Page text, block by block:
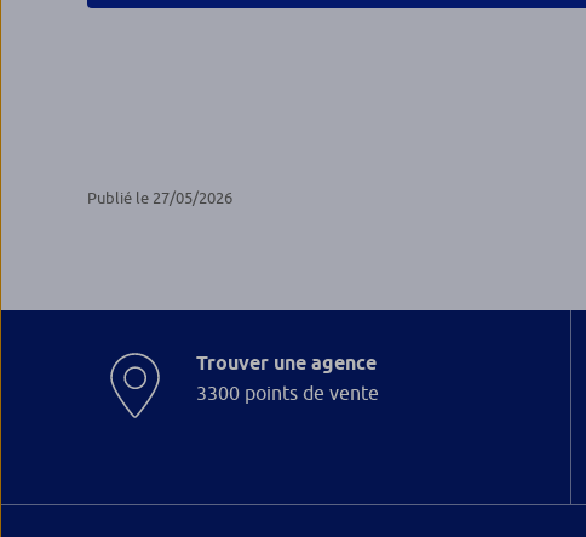
Publié le 27/05/2026
Trouver une agence
3300 points de vente